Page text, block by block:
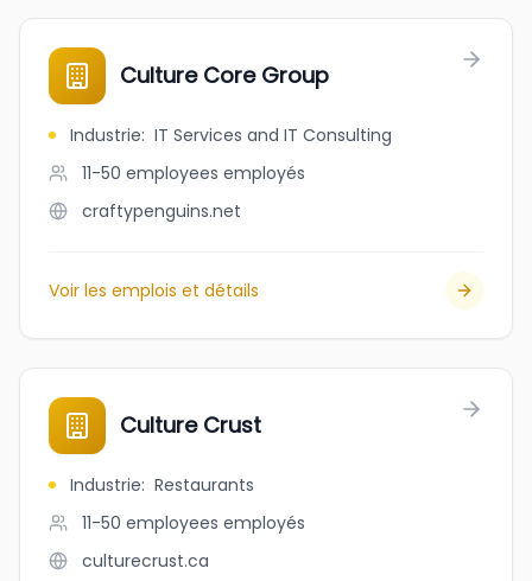
Culture Core Group
Industrie: IT Services and IT Consulting
11-50 employees employés
craftypenguins.net
Voir les emplois et détails
Culture Crust
Industrie: Restaurants
11-50 employees employés
culturecrust.ca